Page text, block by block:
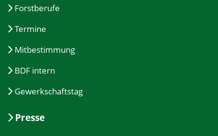
Forstberufe
Termine
Mitbestimmung
BDF intern
Gewerkschaftstag
Presse